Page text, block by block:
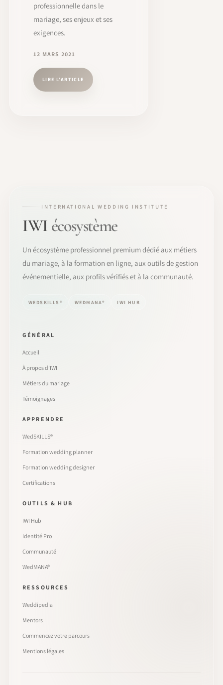
professionnelle dans le
mariage, ses enjeux et ses
exigences.
12 MARS 2021
LIRE L’ARTICLE
INTERNATIONAL WEDDING INSTITUTE
IWI écosystème
Un écosystème professionnel premium dédié aux métiers
du mariage, à la formation en ligne, aux outils de gestion
événementielle, aux profils vérifiés et à la communauté.
WEDSKILLS® WEDMANA® IWI HUB
GÉNÉRAL
Accueil
À propos d’IWI
Métiers du mariage
Témoignages
APPRENDRE
WedSKILLS®
Formation wedding planner
Formation wedding designer
Certifications
OUTILS & HUB
IWI Hub
Identité Pro
Communauté
WedMANA®
RESSOURCES
Weddipedia
Mentors
Commencez votre parcours
Mentions légales